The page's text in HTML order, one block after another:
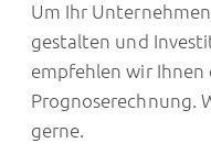
Um Ihr
gestalten und
empfehlen wir Ihnen
Prognoserechnung.
gerne.